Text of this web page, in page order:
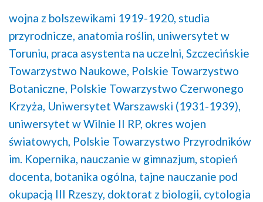
wojna z bolszewikami 1919-1920, studia
przyrodnicze, anatomia roślin, uniwersytet w
Toruniu, praca asystenta na uczelni, Szczecińskie
Towarzystwo Naukowe, Polskie Towarzystwo
Botaniczne, Polskie Towarzystwo Czerwonego
Krzyża, Uniwersytet Warszawski (1931-1939),
uniwersytet w Wilnie II RP, okres wojen
światowych, Polskie Towarzystwo Przyrodników
im. Kopernika, nauczanie w gimnazjum, stopień
docenta, botanika ogólna, tajne nauczanie pod
okupacją III Rzeszy, doktorat z biologii, cytologia